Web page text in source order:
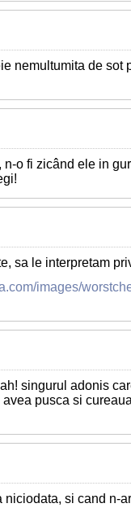
nemultumita de sot
o fi zicând ele in
sa le interpretam
images/
singurul adonis
pusca si
si cand n-